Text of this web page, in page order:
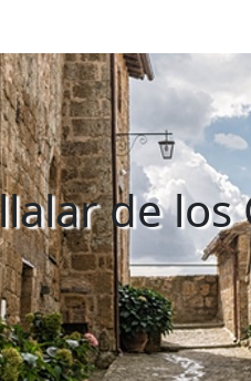
de los